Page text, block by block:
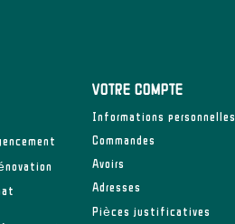
VOTRE COMPTE
Informations personnelles
Commandes
Avoirs
Adresses
Pièces justificatives